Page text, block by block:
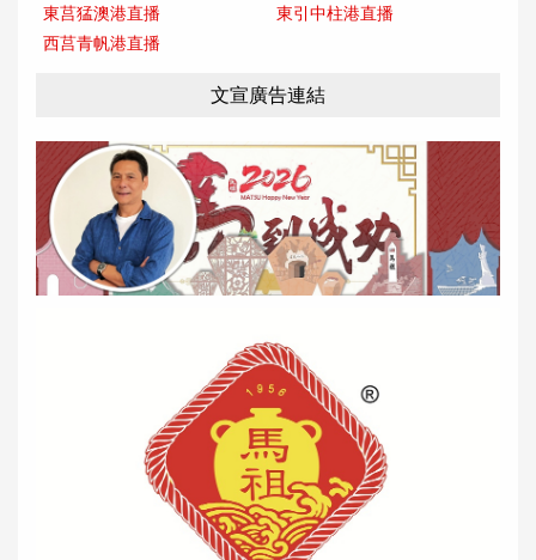
東莒猛澳港直播
東引中柱港直播
西莒青帆港直播
文宣廣告連結